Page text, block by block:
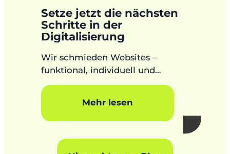
Setze jetzt die nächsten
Schritte in der
Digitalisierung
Wir schmieden Websites –
funktional, individuell und
zukunftssicher. Vom ersten
Drahtmodell bis zum letzten
Mehr lesen